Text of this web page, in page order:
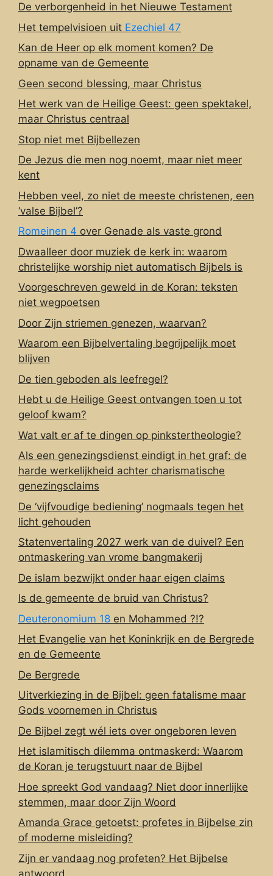
De verborgenheid in het Nieuwe Testament
Het tempelvisioen uit Ezechiel 47
Kan de Heer op elk moment komen? De
opname van de Gemeente
Geen second blessing, maar Christus
Het werk van de Heilige Geest: geen spektakel,
maar Christus centraal
Stop niet met Bijbellezen
De Jezus die men nog noemt, maar niet meer
kent
Hebben veel, zo niet de meeste christenen, een
‘valse Bijbel’?
Romeinen 4 over Genade als vaste grond
Dwaalleer door muziek de kerk in: waarom
christelijke worship niet automatisch Bijbels is
Voorgeschreven geweld in de Koran: teksten
niet wegpoetsen
Door Zijn striemen genezen, waarvan?
Waarom een Bijbelvertaling begrijpelijk moet
blijven
De tien geboden als leefregel?
Hebt u de Heilige Geest ontvangen toen u tot
geloof kwam?
Wat valt er af te dingen op pinkstertheologie?
Als een genezingsdienst eindigt in het graf: de
harde werkelijkheid achter charismatische
genezingsclaims
De ‘vijfvoudige bediening’ nogmaals tegen het
licht gehouden
Statenvertaling 2027 werk van de duivel? Een
ontmaskering van vrome bangmakerij
De islam bezwijkt onder haar eigen claims
Is de gemeente de bruid van Christus?
Deuteronomium 18 en Mohammed ?!?
Het Evangelie van het Koninkrijk en de Bergrede
en de Gemeente
De Bergrede
Uitverkiezing in de Bijbel: geen fatalisme maar
Gods voornemen in Christus
De Bijbel zegt wél iets over ongeboren leven
Het islamitisch dilemma ontmaskerd: Waarom
de Koran je terugstuurt naar de Bijbel
Hoe spreekt God vandaag? Niet door innerlijke
stemmen, maar door Zijn Woord
Amanda Grace getoetst: profetes in Bijbelse zin
of moderne misleiding?
Zijn er vandaag nog profeten? Het Bijbelse
antwoord